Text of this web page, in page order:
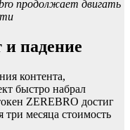
продолжает двигать
падение
контента,
быстро набрал
ZEREBRO достиг
месяца стоимость